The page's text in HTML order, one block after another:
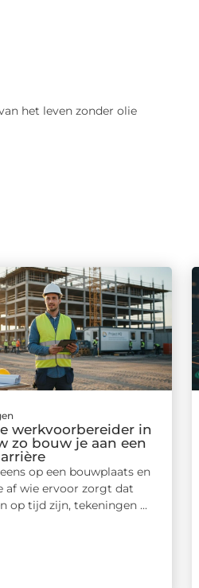
het leven zonder olie
werkvoorbereider in
zo bouw je aan een
op een bouwplaats en
af wie ervoor zorgt dat
op tijd zijn, tekeningen ...